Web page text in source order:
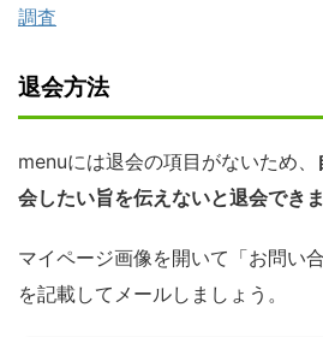
調査
退会方法
menuには退会の項目がないため、
会したい旨を伝えないと退会できま
マイページ画像を開いて「お問い
を記載してメールしましょう。